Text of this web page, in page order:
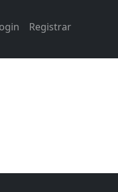
Registrar